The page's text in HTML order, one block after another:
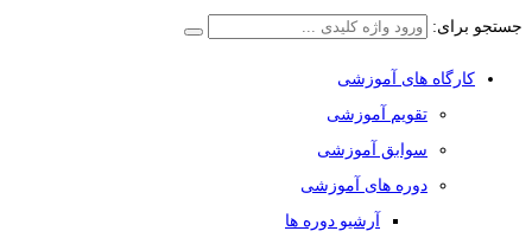
جستجو برای:
کارگاه های آموزشی
تقویم آموزشی
سوابق آموزشی
دوره های آموزشی
آرشیو دوره ها